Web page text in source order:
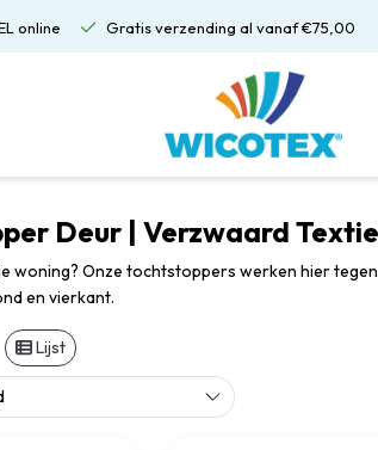
online Gratis verzending al vanaf €75,00
Deur | Verzwaard
woning? Onze tochtstoppers werken hier
en vierkant.
Lijst